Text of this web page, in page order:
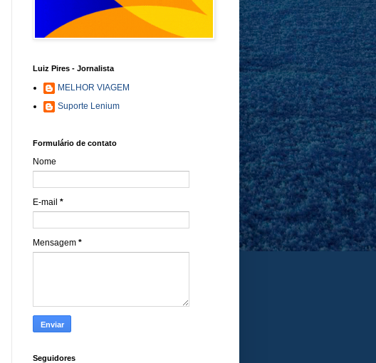
Luiz Pires - Jornalista
MELHOR VIAGEM
Suporte Lenium
Formulário de contato
Nome
E-mail *
Mensagem *
Seguidores